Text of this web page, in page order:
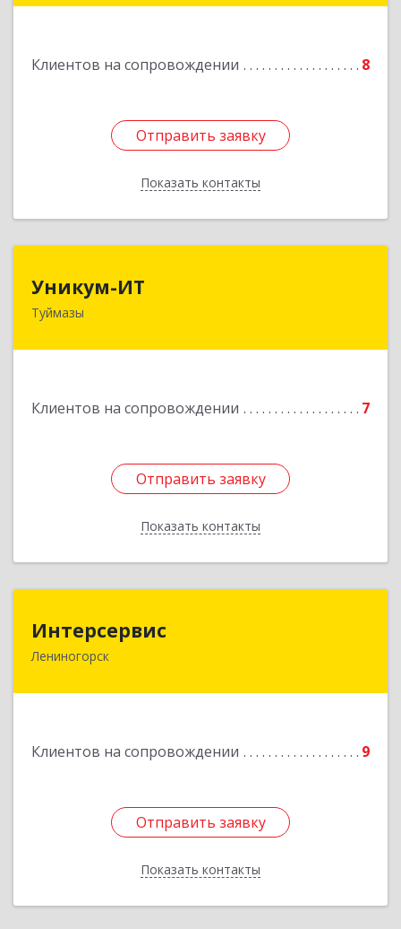
Клиентов на сопровождении 8
Отправить заявку
Показать контакты
Отправить заявку
Назад
Уникум-ИТ
Туймазы
Клиентов на сопровождении 7
Отправить заявку
Показать контакты
452757, Башкортостан Респ, Туймазинский р-н,
Отправить заявку
Назад
Интерсервис
Лениногорск
Клиентов на сопровождении 9
Отправить заявку
Показать контакты
423250, Татарстан Респ, Лениногорск г,
Отправить заявку
Назад